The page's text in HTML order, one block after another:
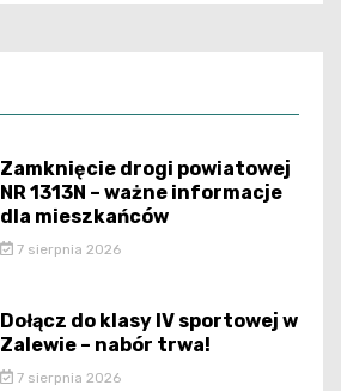
Zamknięcie drogi powiatowej
NR 1313N – ważne informacje
dla mieszkańców
7 sierpnia 2026
Dołącz do klasy IV sportowej w
Zalewie – nabór trwa!
7 sierpnia 2026